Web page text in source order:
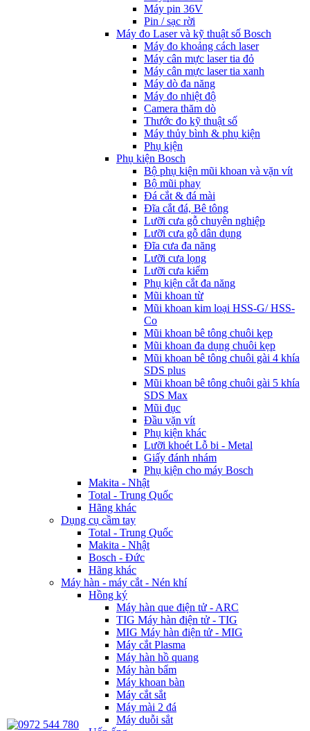
Máy pin 36V
Pin / sạc rời
Máy đo Laser và kỹ thuật số Bosch
Máy đo khoảng cách laser
Máy cân mực laser tia đỏ
Máy cân mực laser tia xanh
Máy dò đa năng
Máy đo nhiệt độ
Camera thăm dò
Thước đo kỹ thuật số
Máy thủy bình & phụ kiện
Phụ kịện
Phụ kiện Bosch
Bộ phụ kiện mũi khoan và vặn vít
Bộ mũi phay
Đá cắt & đá mài
Đĩa cắt đá, Bê tông
Lưỡi cưa gỗ chuyên nghiệp
Lưỡi cưa gỗ dân dụng
Đĩa cưa đa năng
Lưỡi cưa lọng
Lưỡi cưa kiếm
Phụ kiện cắt đa năng
Mũi khoan từ
Mũi khoan kim loại HSS-G/ HSS-
Co
Mũi khoan bê tông chuôi kẹp
Mũi khoan đa dụng chuôi kẹp
Mũi khoan bê tông chuôi gài 4 khía
SDS plus
Mũi khoan bê tông chuôi gài 5 khía
SDS Max
Mũi đục
Đầu vặn vít
Phụ kiện khác
Lưỡi khoét Lỗ bi - Metal
Giấy đánh nhám
Phụ kiện cho máy Bosch
Makita - Nhật
Total - Trung Quốc
Hãng khác
Dụng cụ cầm tay
Total - Trung Quốc
Makita - Nhật
Bosch - Đức
Hãng khác
Máy hàn - máy cắt - Nén khí
Hồng ký
Máy hàn que điện tử - ARC
TIG Máy hàn điện tử - TIG
MIG Máy hàn điện tử - MIG
Máy cắt Plasma
Máy hàn hồ quang
Máy hàn bẩm
Máy khoan bàn
Máy cắt sắt
Máy mài 2 đá
Máy duỗi sắt